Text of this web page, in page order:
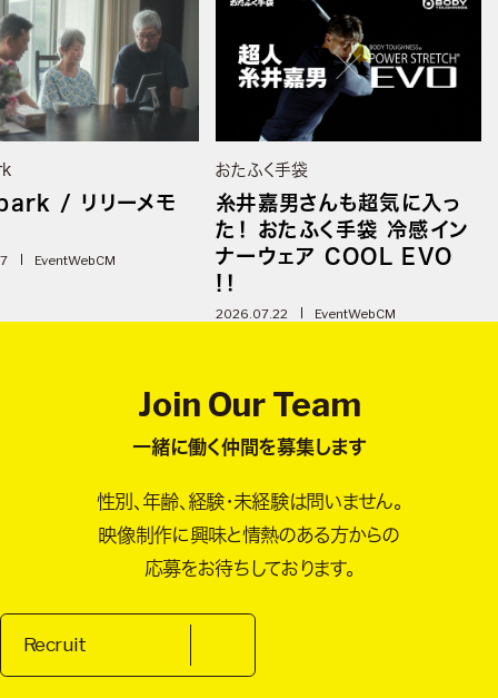
/ リリーメモ
EventWebCM
おたふく手袋
糸井嘉男さんも超気に入っ
た！ おたふく手袋 冷感イン
ナーウェア COOL EVO
!！
2026.07.22 EventWebCM
Join Our Team
一緒に働く仲間を募集します
性別、年齢、経験・未経験は問いません。
映像制作に興味と情熱のある方からの
応募をお待ちしております。
Recruit